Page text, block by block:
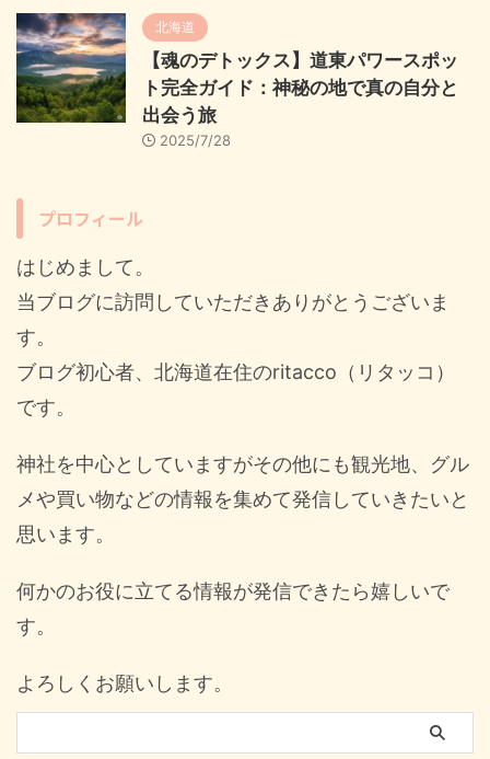
北海道
【魂のデトックス】道東パワースポッ
ト完全ガイド：神秘の地で真の自分と
出会う旅
2025/7/28
プロフィール
はじめまして。
当ブログに訪問していただきありがとうございま
す。
ブログ初心者、北海道在住のritacco（リタッコ）
です。
神社を中心としていますがその他にも観光地、グル
メや買い物などの情報を集めて発信していきたいと
思います。
何かのお役に立てる情報が発信できたら嬉しいで
す。
よろしくお願いします。